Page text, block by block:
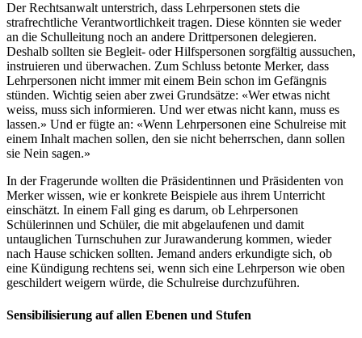
Der Rechtsanwalt unterstrich, dass Lehrpersonen stets die
strafrechtliche Verantwortlichkeit tragen. Diese könnten sie weder
an die Schulleitung noch an andere Drittpersonen delegieren.
Deshalb sollten sie Begleit- oder Hilfspersonen sorgfältig aussuchen,
instruieren und überwachen. Zum Schluss betonte Merker, dass
Lehrpersonen nicht immer mit einem Bein schon im Gefängnis
stünden. Wichtig seien aber zwei Grundsätze: «Wer etwas nicht
weiss, muss sich informieren. Und wer etwas nicht kann, muss es
lassen.» Und er fügte an: «Wenn Lehrpersonen eine Schulreise mit
einem Inhalt machen sollen, den sie nicht beherrschen, dann sollen
sie Nein sagen.»
In der Fragerunde wollten die Präsidentinnen und Präsidenten von
Merker wissen, wie er konkrete Beispiele aus ihrem Unterricht
einschätzt. In einem Fall ging es darum, ob Lehrpersonen
Schülerinnen und Schüler, die mit abgelaufenen und damit
untauglichen Turnschuhen zur Jurawanderung kommen, wieder
nach Hause schicken sollten. Jemand anders erkundigte sich, ob
eine Kündigung rechtens sei, wenn sich eine Lehrperson wie oben
geschildert weigern würde, die Schulreise durchzuführen.
Sensibilisierung auf allen Ebenen und Stufen